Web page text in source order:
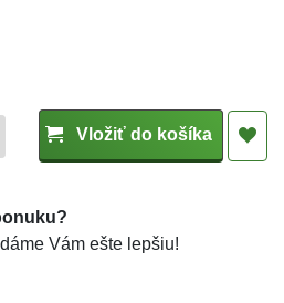
Vložiť do košíka
Vám ešte lepšiu!